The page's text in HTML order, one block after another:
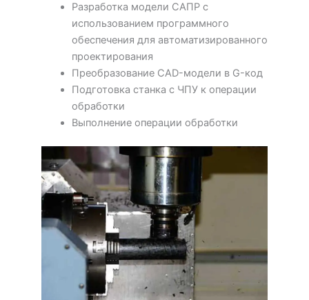
Разработка модели САПР с
использованием программного
обеспечения для автоматизированного
проектирования
Преобразование CAD-модели в G-код
Подготовка станка с ЧПУ к операции
обработки
Выполнение операции обработки